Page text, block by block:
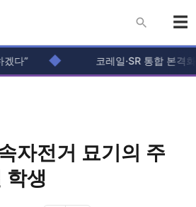
” ◆ 코레일·SR 통합 본격화...
자전거 묘기의 주
학생